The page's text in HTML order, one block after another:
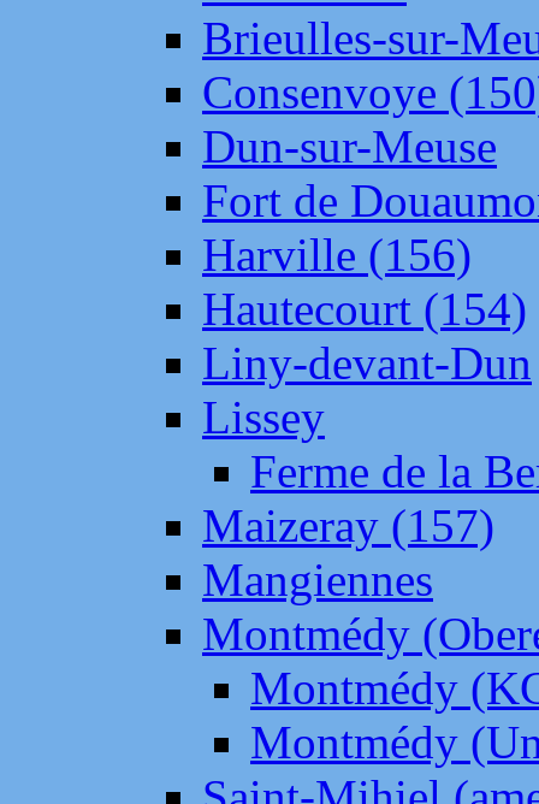
Brieulles-sur-
Consenvoye
Dun-sur-Meuse
Fort de
Harville (156)
Hautecourt (154)
Liny-devant-Dun
Lissey
Ferme de la
Maizeray (157)
Mangiennes
Montmédy
Montmédy
Montmédy